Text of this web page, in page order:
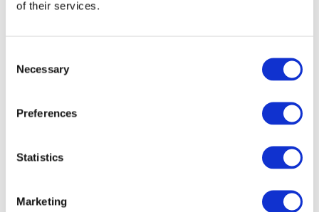
of their services.
Selection
Necessary
Preferences
Statistics
Marketing